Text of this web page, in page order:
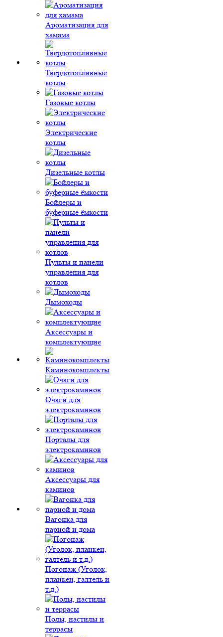
Ароматизация для
хамама
Твердотопливные
котлы
Газовые котлы
Электрические
котлы
Дизельные котлы
Бойлеры и
буферные ёмкости
Пульты и панели
управления для
котлов
Дымоходы
Аксессуары и
комплектующие
Каминокомплекты
Очаги для
электрокаминов
Порталы для
электрокаминов
Аксессуары для
каминов
Вагонка для
парной и дома
Погонаж (Уголок,
планкен, галтель и
т.д.)
Полы, настилы и
террасы